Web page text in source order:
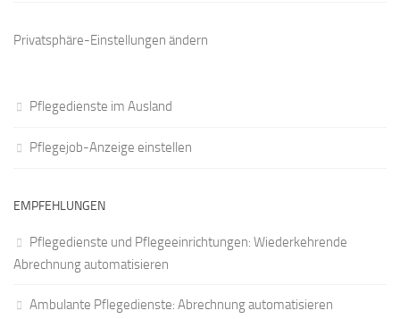
Privatsphäre-Einstellungen ändern
Pflegedienste im Ausland
Pflegejob-Anzeige einstellen
EMPFEHLUNGEN
Pflegedienste und Pflegeeinrichtungen: Wiederkehrende
Abrechnung automatisieren
Ambulante Pflegedienste: Abrechnung automatisieren